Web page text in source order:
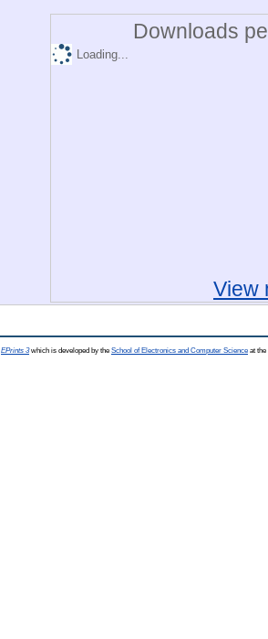
Downloads
Loading...
View
EPrints 3which is developed by the School of Electronics and Computer Science at